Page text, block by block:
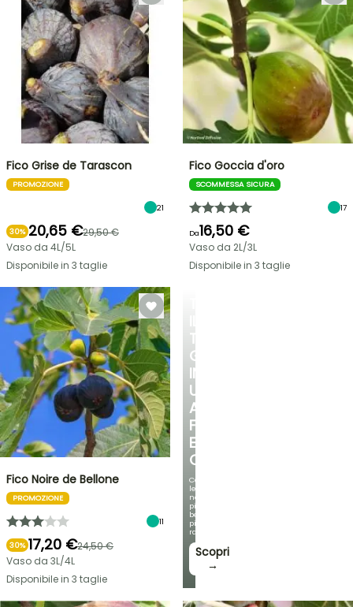
TUO
GIARDINO
IN
UN
ANGOLO
FRESCO
E
OMBREGGIATO
Con
le
nostre
più
belle
piante
rampicanti
Scopri
→
Fico Grise de Tarascon
PROMOZIONE
21
30% 20,65 €29,50 €
Vaso da 4L/5L
Disponibile in 3 taglie
Fico Goccia d'oro
SCOMMESSA SICURA
17
Da16,50 €
Vaso da 2L/3L
Disponibile in 3 taglie
Fico Noire de Bellone
PROMOZIONE
11
30% 17,20 €24,50 €
Vaso da 3L/4L
Disponibile in 3 taglie